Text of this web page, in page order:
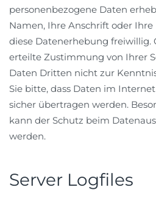
personenbezogene Daten
Namen, Ihre Anschrift oder Ihre
diese Datenerhebung freiwillig.
erteilte Zustimmung von Ihrer
Daten Dritten nicht zur
Sie bitte, dass Daten im
sicher übertragen werden.
kann der Schutz beim
werden.
Server Logfiles